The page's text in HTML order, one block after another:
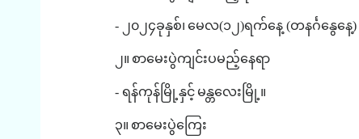
- ၂၀၂၄ခုနှစ်၊ မေလ(၁၂)ရက်နေ့ (တနင်္ဂနွေနေ့)
၂။ စာမေးပွဲကျင်းပမည့်နေရာ
- ရန်ကုန်မြို့နှင့် မန္တလေးမြို့။
၃။ စာမေးပွဲကြေး